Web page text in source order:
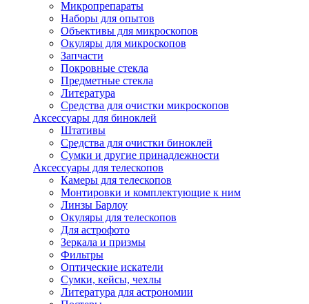
Микропрепараты
Наборы для опытов
Объективы для микроскопов
Окуляры для микроскопов
Запчасти
Покровные стекла
Предметные стекла
Литература
Средства для очистки микроскопов
Аксессуары для биноклей
Штативы
Средства для очистки биноклей
Сумки и другие принадлежности
Аксессуары для телескопов
Камеры для телескопов
Монтировки и комплектующие к ним
Линзы Барлоу
Окуляры для телескопов
Для астрофото
Зеркала и призмы
Фильтры
Оптические искатели
Сумки, кейсы, чехлы
Литература для астрономии